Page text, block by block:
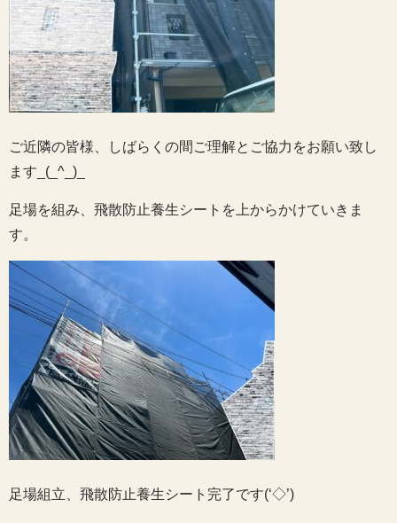
ご近隣の皆様、しばらくの間ご理解とご協力をお願い致し
ます_(_^_)_
足場を組み、飛散防止養生シートを上からかけていきま
す。
足場組立、飛散防止養生シート完了です(‘◇’)ゞ